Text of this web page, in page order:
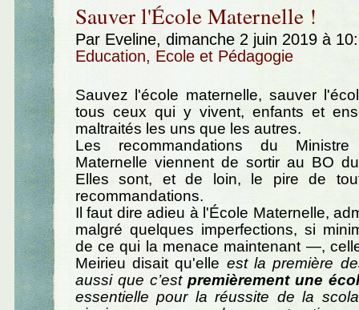
Sauver l'École Maternelle !
Par Eveline, dimanche 2 juin 2019 à
Education, Ecole et Pédagogie
Sauvez l'école maternelle, sauver
tous ceux qui y vivent, enfants et
maltraités les uns que les autres.
Les recommandations du
Maternelle viennent de sortir au BO
Elles sont, et de loin, le pire de
recommandations.
Il faut dire adieu à l'École Maternelle,
malgré quelques imperfections, si
de ce qui la menace maintenant —,
Meirieu disait qu'elle est la première
aussi que c’est premièrement une
essentielle pour la réussite de la